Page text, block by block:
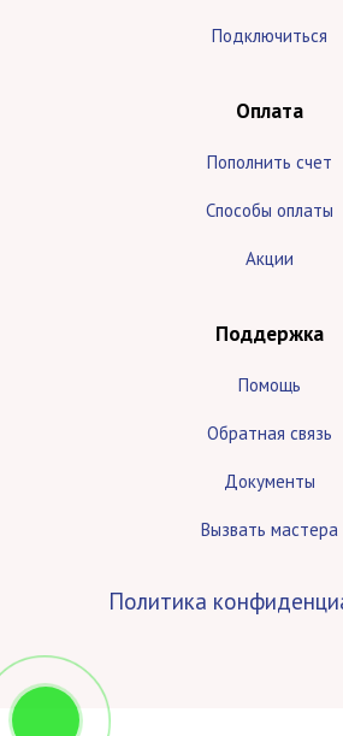
Подключиться
Оплата
Пополнить счет
Способы оплаты
Акции
Поддержка
Помощь
Обратная связь
Документы
Вызвать мастера
Политика